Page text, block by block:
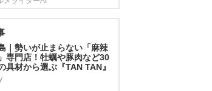
｜勢いが止まらない「麻辣
専門店！牡蠣や豚肉など30
具材から選ぶ『TAN TAN』